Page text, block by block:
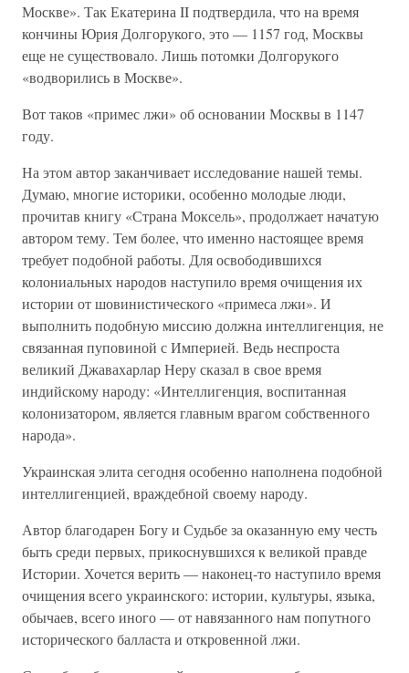
Москве». Так Екатерина II подтвердила, что на время
кончины Юрия Долгорукого, это — 1157 год, Москвы
еще не существовало. Лишь потомки Долгорукого
«водворились в Москве».
Вот таков «примес лжи» об основании Москвы в 1147
году.
На этом автор заканчивает исследование нашей темы.
Думаю, многие историки, особенно молодые люди,
прочитав книгу «Страна Моксель», продолжает начатую
автором тему. Тем более, что именно настоящее время
требует подобной работы. Для освободившихся
колониальных народов наступило время очищения их
истории от шовинистического «примеса лжи». И
выполнить подобную миссию должна интеллигенция, не
связанная пуповиной с Империей. Ведь неспроста
великий Джавахарлар Неру сказал в свое время
индийскому народу: «Интеллигенция, воспитанная
колонизатором, является главным врагом собственного
народа».
Украинская элита сегодня особенно наполнена подобной
интеллигенцией, враждебной своему народу.
Автор благодарен Богу и Судьбе за оказанную ему честь
быть среди первых, прикоснувшихся к великой правде
Истории. Хочется верить — наконец-то наступило время
очищения всего украинского: истории, культуры, языка,
обычаев, всего иного — от навязанного нам попутного
исторического балласта и откровенной лжи.